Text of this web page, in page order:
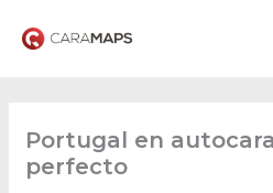
Portugal en
perfecto